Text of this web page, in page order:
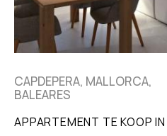
CAPDEPERA, MALLORCA,
BALEARES
APPARTEMENT TE KOOP